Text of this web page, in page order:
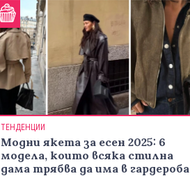
ТЕНДЕНЦИИ
Модни якета за есен 2025: 6
модела, които всяка стилна
дама трябва да има в гардероба